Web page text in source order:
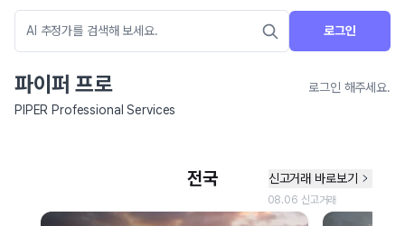
로그인
파이퍼 프로
로그인 해주세요.
PIPER Professional Services